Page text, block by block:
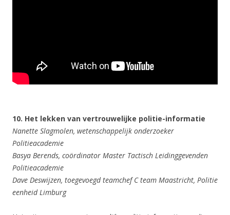
10. Het lekken van vertrouwelijke politie-informatie
Nanette Slagmolen, wetenschappelijk onderzoeker
Politieacademie
Basya Berends, coördinator Master Tactisch Leidinggevenden
Politieacademie
Dave Deswijzen, toegevoegd teamchef C team Maastricht, Politie
eenheid Limburg